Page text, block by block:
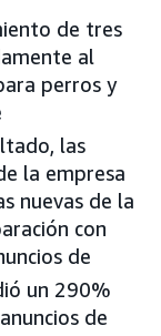
de tres
al
perros y
las
la empresa
nuevas de la
con
de
un 290%
de